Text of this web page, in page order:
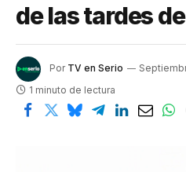
de las tardes
Por TV en Serio
1 minuto de lectura